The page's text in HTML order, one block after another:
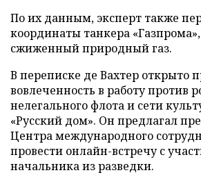
По их данным, эксперт также
координаты танкера
сжиженный природный газ.
В переписке де Вахтер открыто
вовлеченность в работу против
нелегального флота и сети
«Русский дом». Он предлагал
Центра международного
провести онлайн-встречу с
начальника из разведки.